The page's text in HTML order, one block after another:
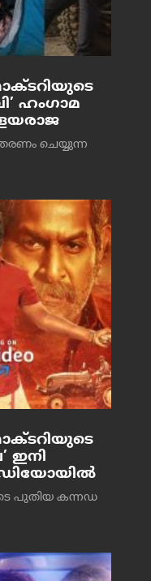
ഹംഗാമ
ചെയ്യുന്ന
ഇനി
പുതിയ കന്നഡ